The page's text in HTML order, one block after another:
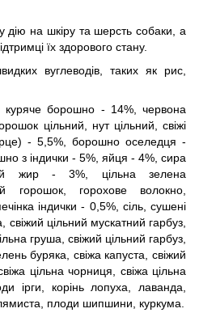
дію на шкіру та шерсть собаки, а
їх здорового стану.
вуглеводів, таких як рис,
куряче борошно - 14%, червона
цільний, нут цільний, свіжі
- 5,5%, борошно оселедця -
з індички - 5%, яйця - 4%, сира
жир - 3%, цільна зелена
горошок, горохове волокно,
індички - 0,5%, сіль, сушені
свіжий цільний мускатний гарбуз,
груша, свіжий цільний гарбуз,
буряка, свіжа капуста, свіжий
цільна чорниця, свіжа цільна
ірги, корінь лопуха, лаванда,
плоди шипшини, куркума.